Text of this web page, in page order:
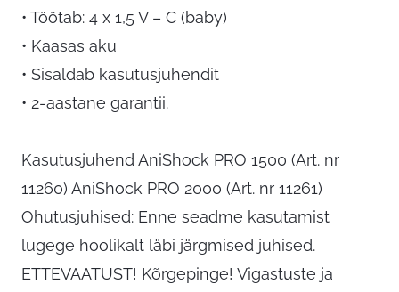
• Töötab: 4 x 1,5 V – C (baby)
• Kaasas aku
• Sisaldab kasutusjuhendit
• 2-aastane garantii.
Kasutusjuhend AniShock PRO 1500 (Art. nr
11260) AniShock PRO 2000 (Art. nr 11261)
Ohutusjuhised: Enne seadme kasutamist
lugege hoolikalt läbi järgmised juhised.
ETTEVAATUST! Kõrgepinge! Vigastuste ja